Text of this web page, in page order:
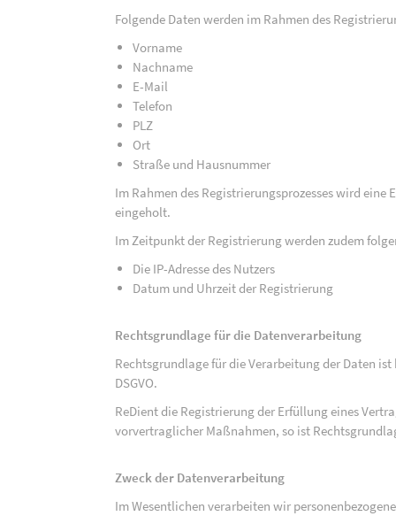
Folgende Daten werden im Rahmen des
Vorname
Nachname
E-Mail
Telefon
PLZ
Ort
Straße und Hausnummer
Im Rahmen des Registrierungsprozesses wird
eingeholt.
Im Zeitpunkt der Registrierung werden zudem
Die IP-Adresse des Nutzers
Datum und Uhrzeit der Registrierung
Rechtsgrundlage für die Datenverarbeitung
Rechtsgrundlage für die Verarbeitung der Daten
DSGVO.
ReDient die Registrierung der Erfüllung eines
vorvertraglicher Maßnahmen, so ist
Zweck der Datenverarbeitung
Im Wesentlichen verarbeiten wir